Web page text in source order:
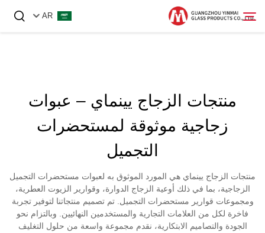
AR
المنتجات
اتصل بنا
منتجات الزجاج يينماي – عبوات
زجاجية موثوقة لمستحضرات
التجميل
منتجات الزجاج يينماي هي المورد الموثوق به لعبوات مستحضرات التجميل
الزجاجية، بما في ذلك أوعية الزجاج الدوارة، وقوارير الزيوت العطرية،
ومجموعات قوارير مستحضرات التجميل. تم تصميم منتجاتنا لتوفير تجربة
فاخرة لكل من العلامات التجارية والمستخدمين النهائيين. وبالتزام نحو
الجودة والتصاميم الابتكارية، نقدم مجموعة واسعة من حلول التغليف